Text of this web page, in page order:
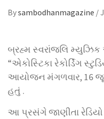
Bysambodhanmagazine /
બ્રહ્મ સ્વરાંજલિ મ્યુઝિક
“એકોસ્ટિકા રેકોર્ડિંગ
આયોજન મંગળવાર, 16
હતું .
આ પ્રસંગે જાણીતા રેડિયો